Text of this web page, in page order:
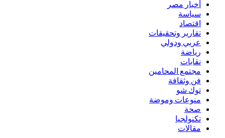
أخبار مصر
سياسة
اقتصاد
تقارير وتحقيقات
عربي ودولي
رياضة
نقابات
مجتمع المحامين
فن وثقافة
توك شو
منوعات وموضة
صحة
تكنولجيا
مقالات